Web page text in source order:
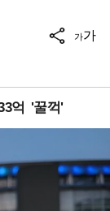
가가
억 '꿀꺽'